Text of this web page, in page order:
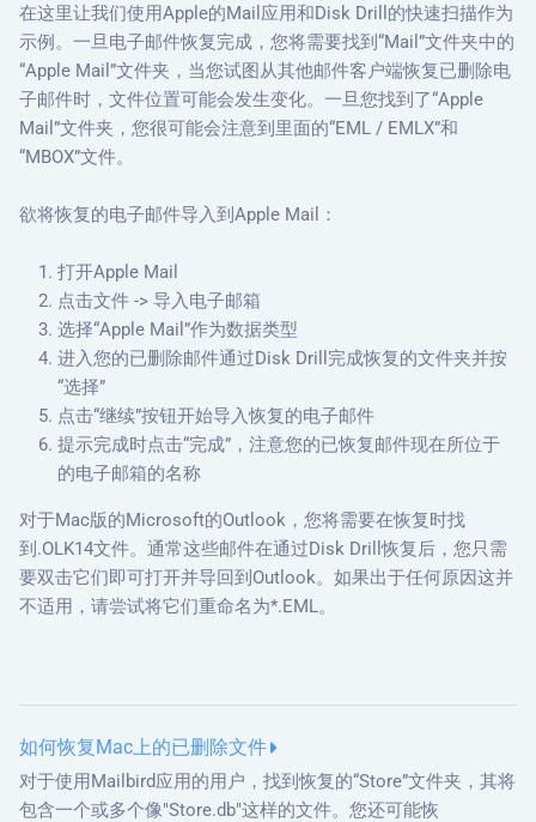
在这里让我们使用Apple的Mail应用和Disk Drill的快速扫描作为
示例。一旦电子邮件恢复完成，您将需要找到“Mail”文件夹中的
“Apple Mail”文件夹，当您试图从其他邮件客户端恢复已删除电
子邮件时，文件位置可能会发生变化。一旦您找到了“Apple
Mail”文件夹，您很可能会注意到里面的“EML / EMLX”和
“MBOX”文件。
欲将恢复的电子邮件导入到Apple Mail：
打开Apple Mail
点击文件 -> 导入电子邮箱
选择“Apple Mail”作为数据类型
进入您的已删除邮件通过Disk Drill完成恢复的文件夹并按
“选择”
点击“继续”按钮开始导入恢复的电子邮件
提示完成时点击“完成”，注意您的已恢复邮件现在所位于
的电子邮箱的名称
对于Mac版的Microsoft的Outlook，您将需要在恢复时找
到.OLK14文件。通常这些邮件在通过Disk Drill恢复后，您只需
要双击它们即可打开并导回到Outlook。如果出于任何原因这并
不适用，请尝试将它们重命名为*.EML。
如何恢复Mac上的已删除文件
对于使用Mailbird应用的用户，找到恢复的“Store”文件夹，其将
包含一个或多个像"Store.db"这样的文件。您还可能恢